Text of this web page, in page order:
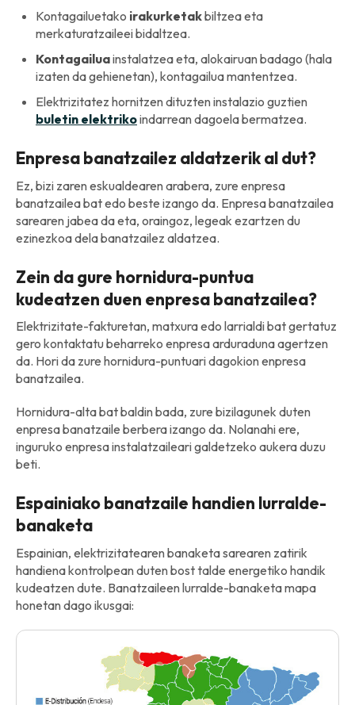
Kontagailuetako irakurketakbiltzea eta
merkaturatzaileei bidaltzea.
Kontagailuainstalatzea eta, alokairuan badago (hala
izaten da gehienetan), kontagailua mantentzea.
Elektrizitatez hornitzen dituzten instalazio guztien
buletin elektrikoindarrean dagoela bermatzea.
Enpresa banatzailez aldatzerik al dut?
Ez, bizi zaren eskualdearen arabera, zure enpresa
banatzailea bat edo beste izango da. Enpresa banatzailea
sarearen jabea da eta, oraingoz, legeak ezartzen du
ezinezkoa dela banatzailez aldatzea.
Zein da gure hornidura-puntua
kudeatzen duen enpresa banatzailea?
Elektrizitate-fakturetan, matxura edo larrialdi bat gertatuz
gero kontaktatu beharreko enpresa arduraduna agertzen
da. Hori da zure hornidura-puntuari dagokion enpresa
banatzailea.
Hornidura-alta bat baldin bada, zure bizilagunek duten
enpresa banatzaile berbera izango da. Nolanahi ere,
inguruko enpresa instalatzaileari galdetzeko aukera duzu
beti.
Espainiako banatzaile handien lurralde-
banaketa
Espainian, elektrizitatearen banaketa sarearen zatirik
handiena kontrolpean duten bost talde energetiko handik
kudeatzen dute. Banatzaileen lurralde-banaketa mapa
honetan dago ikusgai: